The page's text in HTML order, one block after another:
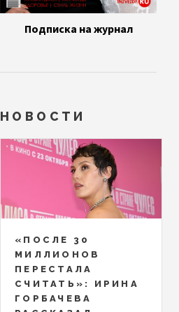
Подписка на журнал
НОВОСТИ
«ПОСЛЕ 30
МИЛЛИОНОВ
ПЕРЕСТАЛА
СЧИТАТЬ»: ИРИНА
ГОРБАЧЕВА